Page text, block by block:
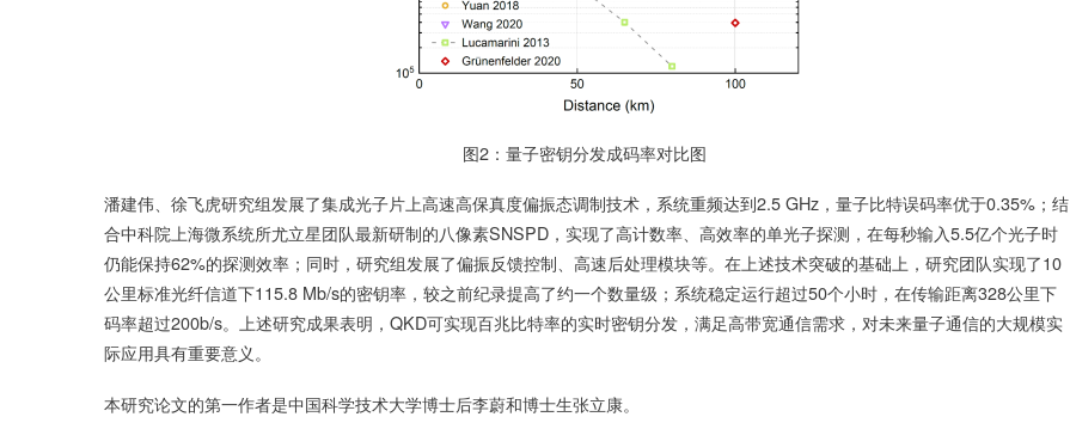
图2：量子密钥分发成码率对比图
潘建伟、徐飞虎研究组发展了集成光子片上高速高保真度偏振态调制技术，系统重频达到2.5 GHz，量子比特误码率优于0.35%；结
合中科院上海微系统所尤立星团队最新研制的八像素SNSPD，实现了高计数率、高效率的单光子探测，在每秒输入5.5亿个光子时
仍能保持62%的探测效率；同时，研究组发展了偏振反馈控制、高速后处理模块等。在上述技术突破的基础上，研究团队实现了10
公里标准光纤信道下115.8 Mb/s的密钥率，较之前纪录提高了约一个数量级；系统稳定运行超过50个小时，在传输距离328公里下
码率超过200b/s。上述研究成果表明，QKD可实现百兆比特率的实时密钥分发，满足高带宽通信需求，对未来量子通信的大规模实
际应用具有重要意义。
本研究论文的第一作者是中国科学技术大学博士后李蔚和博士生张立康。